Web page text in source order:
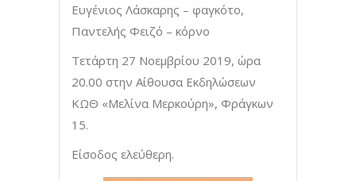
Ευγένιος Λάσκαρης – φαγκότο,
Παντελής Φειζό – κόρνο
Τετάρτη 27 Νοεμβρίου 2019, ώρα
20.00 στην Αίθουσα Εκδηλώσεων
ΚΩΘ «Μελίνα Μερκούρη», Φράγκων
15.
Είσοδος ελεύθερη.